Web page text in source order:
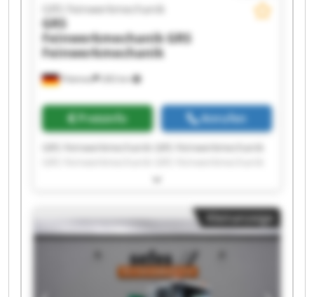
Pöttmes 283 km
GRS Feinwerkmechanik
GRS
FeinwerkmechanikGRS
Feinwerkmechanik
Preisinfo Anrufen
GRS Feinwerkmechanik GRS Feinwerkmechanik
GRS Feinwerkmechanik GRS Feinwerkmechanik
GRS Feinwerkmechanik GRS Feinwerkmechanik
GRS Feinwerkmechanik GRS Feinwerkmechanik
GRS Feinwerkmechanik GRS Feinwerkmechanik
GRS Feinwerkmechanik GRS Feinwerkmechanik
GRS Feinwerkmechanik GRS Feinwerkmechanik
GRS Feinwerkmechanik GRS Feinwerkmechanik
Kleinanzeige